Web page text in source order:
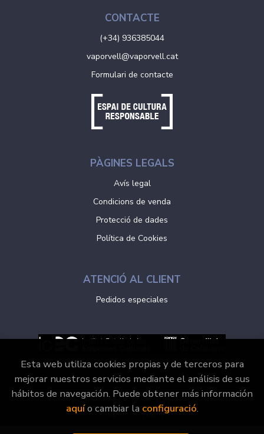
CONTACTE
(+34) 936385044
vaporvell@vaporvell.cat
Formulari de contacte
PÀGINES LEGALS
Avís legal
Condicions de venda
Protecció de dades
Política de Cookies
ATENCIÓ AL CLIENT
Pedidos especiales
2026 © Vaporvell Llibres. Tots els Drets Reservats |
Grupo Trevenque
Esta web utiliza cookies propias y de terceros para
mejorar nuestros servicios mediante el análisis de sus
hábitos de navegación. Puede obtener más información
aquío cambiar la configuració.